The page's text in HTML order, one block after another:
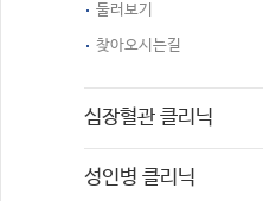
둘러보기
찾아오시는길
심장혈관 클리닉
성인병 클리닉